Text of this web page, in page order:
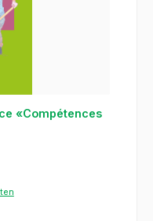
«Compétences